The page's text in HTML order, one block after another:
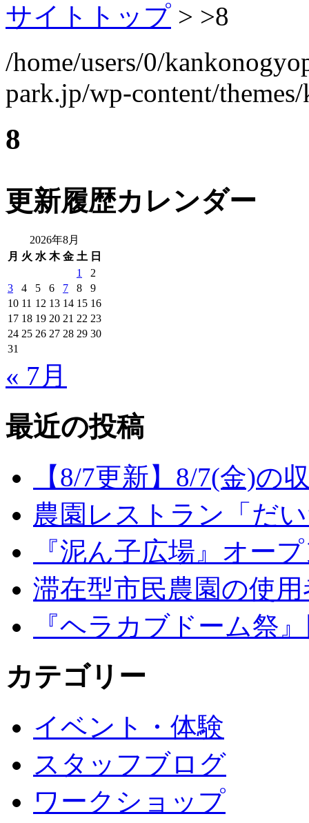
サイトトップ > >8
/home/users/0/
park.jp/wp-content/
8
更新履歴カレンダー
2026年8月
月 火 水 木 金 土 日
1
2
3
4 5 6 7 8
9
10 11 12 13 14 15 16
17 18 19 20 21 22 23
24 25 26 27 28 29 30
31
« 7月
最近の投稿
【8/7更新】8/7(金)の
農園レストラン「だ
『泥ん子広場』オー
滞在型市民農園の使
『ヘラカブドーム祭
カテゴリー
イベント・体験
スタッフブログ
ワークショップ